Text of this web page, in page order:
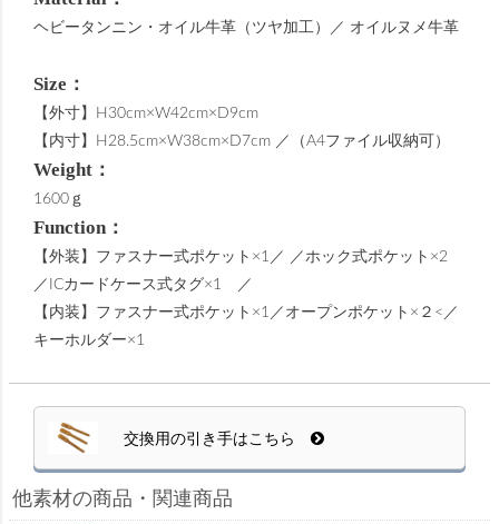
ヘビータンニン・オイル牛革（ツヤ加工）／ オイルヌメ牛革
Size：
【外寸】H30cm×W42cm×D9cm
【内寸】H28.5cm×W38cm×D7cm ／（A4ファイル収納可）
Weight：
1600ｇ
Function：
【外装】ファスナー式ポケット×1／ ／ホック式ポケット×2
／ICカードケース式タグ×1 ／
【内装】ファスナー式ポケット×1／オープンポケット×２<／
キーホルダー×1
交換用の引き手はこちら
他素材の商品・関連商品